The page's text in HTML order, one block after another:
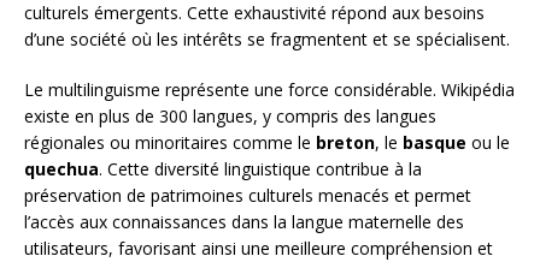
culturels émergents. Cette exhaustivité répond aux besoins
d’une société où les intérêts se fragmentent et se spécialisent.
Le multilinguisme représente une force considérable. Wikipédia
existe en plus de 300 langues, y compris des langues
régionales ou minoritaires comme le breton, le basque ou le
quechua. Cette diversité linguistique contribue à la
préservation de patrimoines culturels menacés et permet
l’accès aux connaissances dans la langue maternelle des
utilisateurs, favorisant ainsi une meilleure compréhension et